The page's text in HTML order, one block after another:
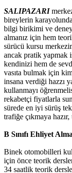
SALIPAZARI
bireylerin
bilgi birikimi ve
almanız için hem
sürücü kursu
ancak pratik yapmak
kendinizi hem de
vasıta bulmak için
insana verdiği hazzı
kullanmayı
rekabetçi fiyatlarla
sürede en iyi sürüş
trafiğe çıkmaya
B Sınıfı Ehliyet
Binek otomobilleri
için önce teorik
34 saatlik teorik